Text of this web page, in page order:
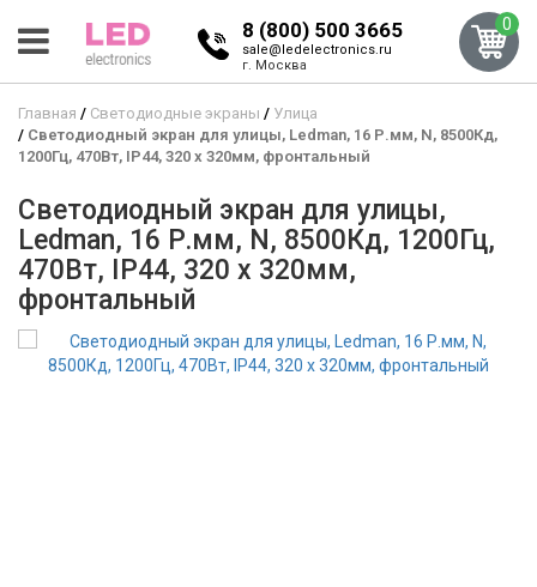
8 (800) 500 3665
sale@ledelectronics.ru
г. Москва
0
Главная Светодиодные экраны
Улица
Светодиодный экран для улицы, Ledman, 16 Р.мм, N, 8500Кд,
1200Гц, 470Вт, IP44, 320 x 320мм, фронтальный
Светодиодный экран для улицы,
Ledman, 16 Р.мм, N, 8500Кд, 1200Гц,
470Вт, IP44, 320 x 320мм,
фронтальный